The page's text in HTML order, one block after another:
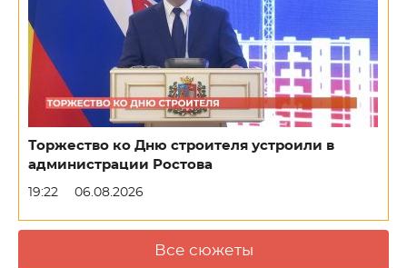
Торжество ко Дню строителя устроили в
администрации Ростова
19:22 06.08.2026
Все сюжеты